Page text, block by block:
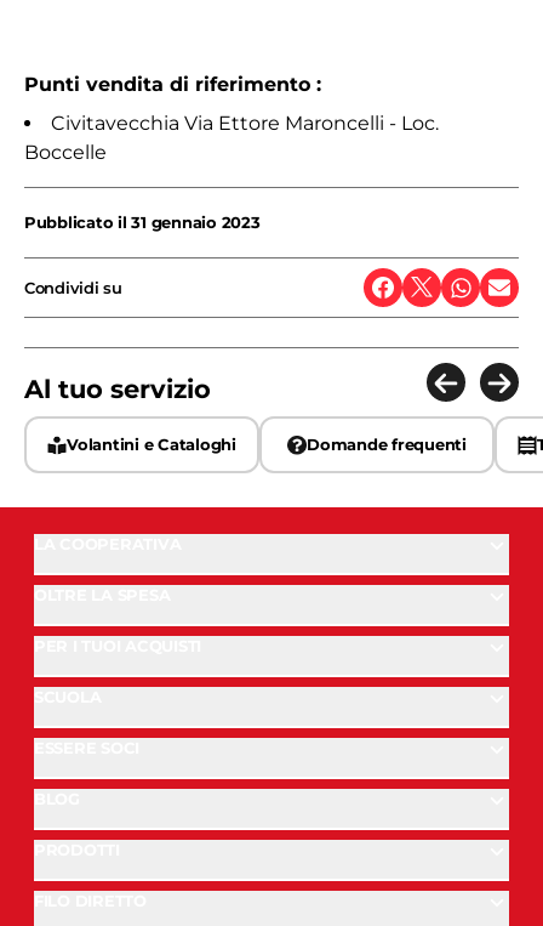
Punti vendita di riferimento :
Civitavecchia Via Ettore Maroncelli - Loc.
Boccelle
Pubblicato il31 gennaio 2023
Condividi su
Al tuo servizio
Volantini e Cataloghi Domande frequenti